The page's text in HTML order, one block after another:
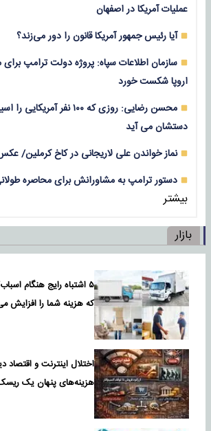
عملیات آمریکا در اصفهان
آیا رئیس جمهور آمریکا قانون را دور می‌زند؟
سازمان اطلاعات سپاه: پروژه دولت ترامپ
اروپا شکست خورد
محسن رضایی: روزی که ۱۰۰ نفر
دستشان می آید
نماز خواندن علی لاریجانی در کاخ کرملین/
دستور ترامپ به مشاورانش برای محاصره
بیشتر
بازار
۵ اشتباه رایج هنگام
که هزینه شما را افزایش
اختلال اینترنت و اقتصاد
هزینه‌های پنهان یک